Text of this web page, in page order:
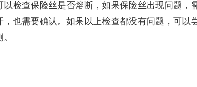
以检查保险丝是否熔断，如果保险丝出现问题，
，也需要确认。如果以上检查都没有问题，可以